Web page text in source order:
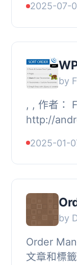
您...
2025-07-
by
, , 作者：
http://
授權...
2025-01-
by
Order
文章和標